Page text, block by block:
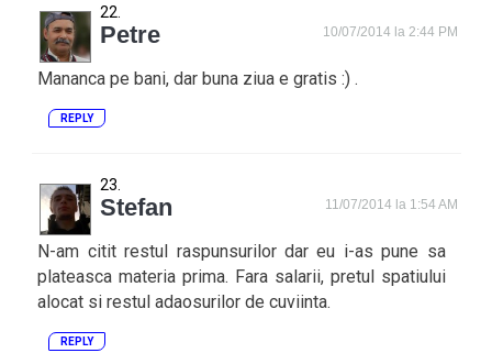
Petre 10/07/2014 la 2:44 PM
Mananca pe bani, dar buna ziua e gratis :) .
REPLY
Stefan 11/07/2014 la 1:54 AM
N-am citit restul raspunsurilor dar eu i-as pune sa
plateasca materia prima. Fara salarii, pretul spatiului
alocat si restul adaosurilor de cuviinta.
REPLY